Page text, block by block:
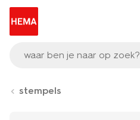
waar ben je naar op zoek?
stempels